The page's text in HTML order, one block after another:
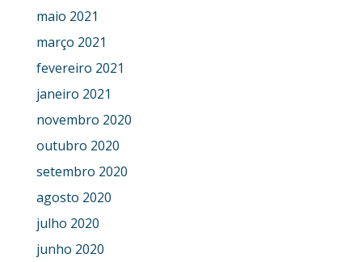
maio 2021
março 2021
fevereiro 2021
janeiro 2021
novembro 2020
outubro 2020
setembro 2020
agosto 2020
julho 2020
junho 2020